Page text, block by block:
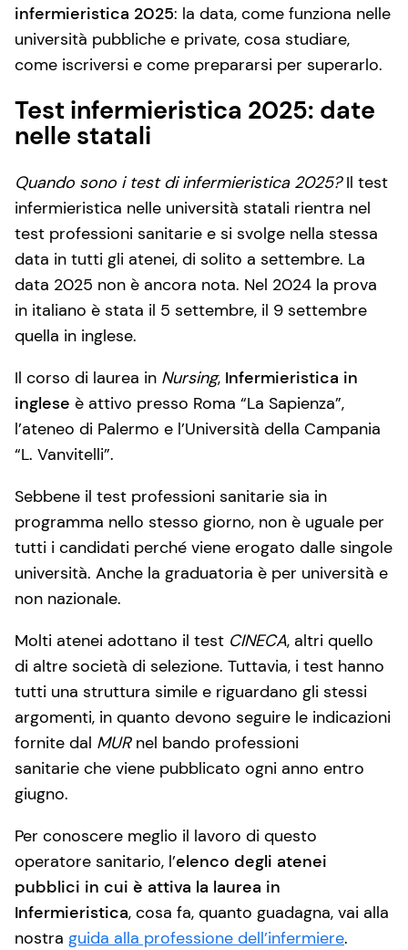
infermieristica 2025: la data, come funziona nelle
università pubbliche e private, cosa studiare,
come iscriversi e come prepararsi per superarlo.
Test infermieristica 2025: date
nelle statali
Quando sono i test di infermieristica 2025?Il test
infermieristica nelle università statali rientra nel
test professioni sanitarie e si svolge nella stessa
data in tutti gli atenei, di solito a settembre. La
data 2025 non è ancora nota. Nel 2024 la prova
in italiano è stata il 5 settembre, il 9 settembre
quella in inglese.
Il corso di laurea in Nursing, Infermieristica in
inglese è attivo presso Roma “La Sapienza”,
l’ateneo di Palermo e l’Università della Campania
“L. Vanvitelli”.
Sebbene il test professioni sanitarie sia in
programma nello stesso giorno, non è uguale per
tutti i candidati perché viene erogato dalle singole
università. Anche la graduatoria è per università e
non nazionale.
Molti atenei adottano il test CINECA, altri quello
di altre società di selezione. Tuttavia, i test hanno
tutti una struttura simile e riguardano gli stessi
argomenti, in quanto devono seguire le indicazioni
fornite dal MURnel bando professioni
sanitarie che viene pubblicato ogni anno entro
giugno.
Per conoscere meglio il lavoro di questo
operatore sanitario, l’elenco degli atenei
pubblici in cui è attiva la laurea in
Infermieristica, cosa fa, quanto guadagna, vai alla
nostra guida alla professione dell’infermiere.